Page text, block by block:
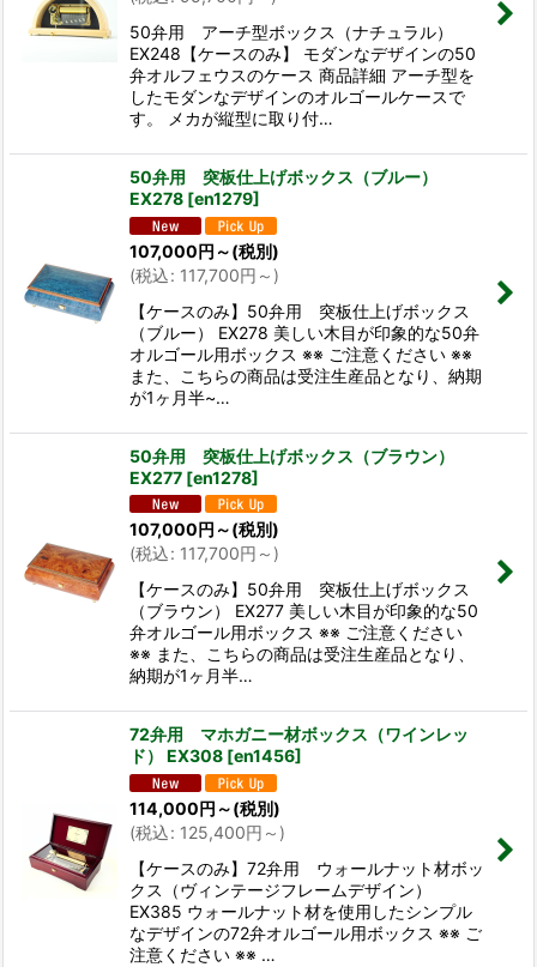
50弁用 アーチ型ボックス（ナチュラル）
EX248【ケースのみ】 モダンなデザインの50
弁オルフェウスのケース 商品詳細 アーチ型を
したモダンなデザインのオルゴールケースで
す。 メカが縦型に取り付…
50弁用 突板仕上げボックス（ブルー）
EX278 [en1279]
107,000円 ～(税別)
(税込: 117,700円 ～ )
【ケースのみ】50弁用 突板仕上げボックス
（ブルー） EX278 美しい木目が印象的な50弁
オルゴール用ボックス ※※ ご注意ください ※※
また、こちらの商品は受注生産品となり、納期
が1ヶ月半~…
50弁用 突板仕上げボックス（ブラウン）
EX277 [en1278]
107,000円 ～(税別)
(税込: 117,700円 ～ )
【ケースのみ】50弁用 突板仕上げボックス
（ブラウン） EX277 美しい木目が印象的な50
弁オルゴール用ボックス ※※ ご注意ください
※※ また、こちらの商品は受注生産品となり、
納期が1ヶ月半…
72弁用 マホガニー材ボックス（ワインレッ
ド） EX308 [en1456]
114,000円 ～(税別)
(税込: 125,400円 ～ )
【ケースのみ】72弁用 ウォールナット材ボッ
クス（ヴィンテージフレームデザイン）
EX385 ウォールナット材を使用したシンプル
なデザインの72弁オルゴール用ボックス ※※ ご
注意ください ※※ …